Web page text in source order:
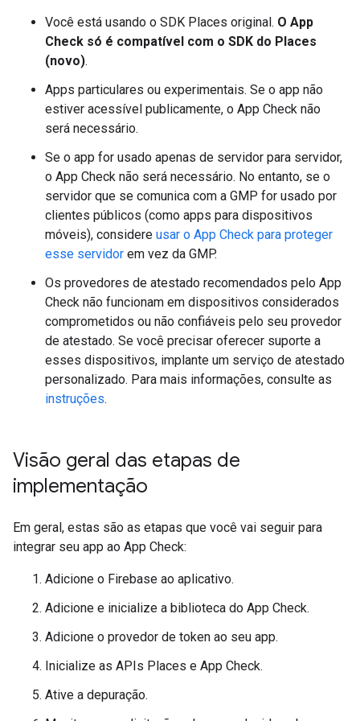
Você está usando o SDK Places original. O App
Check só é compatível com o SDK do Places
(novo).
Apps particulares ou experimentais. Se o app não
estiver acessível publicamente, o App Check não
será necessário.
Se o app for usado apenas de servidor para servidor,
o App Check não será necessário. No entanto, se o
servidor que se comunica com a GMP for usado por
clientes públicos (como apps para dispositivos
móveis), considere usar o App Check para proteger
esse servidor em vez da GMP.
Os provedores de atestado recomendados pelo App
Check não funcionam em dispositivos considerados
comprometidos ou não confiáveis pelo seu provedor
de atestado. Se você precisar oferecer suporte a
esses dispositivos, implante um serviço de atestado
personalizado. Para mais informações, consulte as
instruções.
Visão geral das etapas de
implementação
Em geral, estas são as etapas que você vai seguir para
integrar seu app ao App Check:
Adicione o Firebase ao aplicativo.
Adicione e inicialize a biblioteca do App Check.
Adicione o provedor de token ao seu app.
Inicialize as APIs Places e App Check.
Ative a depuração.